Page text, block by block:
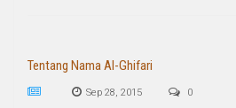
Tentang Nama Al-Ghifari
Sep 28, 2015 0